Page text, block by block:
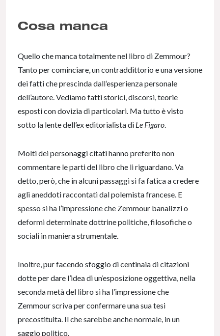
Cosa manca
Quello che manca totalmente nel libro di Zemmour?
Tanto per cominciare, un contraddittorio e una versione
dei fatti che prescinda dall’esperienza personale
dell’autore. Vediamo fatti storici, discorsi, teorie
esposti con dovizia di particolari. Ma tutto è visto
sotto la lente dell’ex editorialista di Le Figaro.
Molti dei personaggi citati hanno preferito non
commentare le parti del libro che li riguardano. Va
detto, però, che in alcuni passaggi si fa fatica a credere
agli aneddoti raccontati dal polemista francese. E
spesso si ha l’impressione che Zemmour banalizzi o
deformi determinate dottrine politiche, filosofiche o
sociali in maniera strumentale.
Inoltre, pur facendo sfoggio di centinaia di citazioni
dotte per dare l’idea di un’esposizione oggettiva, nella
seconda metà del libro si ha l’impressione che
Zemmour scriva per confermare una sua tesi
precostituita. Il che sarebbe anche normale, in un
saggio politico.